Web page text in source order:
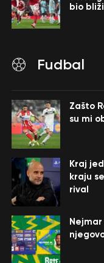
bio
Fudbal
Zašto
su mi
Kraj
kraju
rival